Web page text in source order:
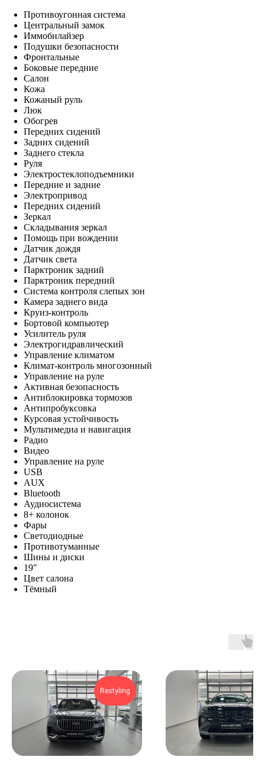
Противоугонная система
Центральный замок
Иммобилайзер
Подушки безопасности
Фронтальные
Боковые передние
Салон
Кожа
Кожаный руль
Люк
Обогрев
Передних сидений
Задних сидений
Заднего стекла
Руля
Электростеклоподъемники
Передние и задние
Электропривод
Передних сидений
Зеркал
Складывания зеркал
Помощь при вождении
Датчик дождя
Датчик света
Парктроник задний
Парктроник передний
Система контроля слепых зон
Камера заднего вида
Круиз-контроль
Бортовой компьютер
Усилитель руля
Электрогидравлический
Управление климатом
Климат-контроль многозонный
Управление на руле
Активная безопасность
Антиблокировка тормозов
Антипробуксовка
Курсовая устойчивость
Мультимедиа и навигация
Радио
Видео
Управление на руле
USB
AUX
Bluetooth
Аудиосистема
8+ колонок
Фары
Светодиодные
Противотуманные
Шины и диски
19"
Цвет салона
Тёмный
Restyling